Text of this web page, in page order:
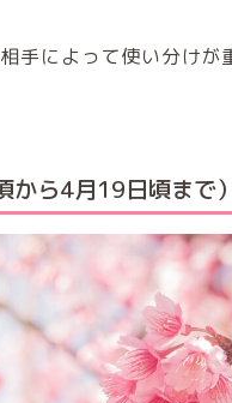
手によって使い分けが
から4月19日頃まで）